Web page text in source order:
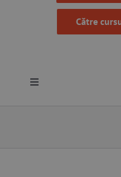
Către
Toggle